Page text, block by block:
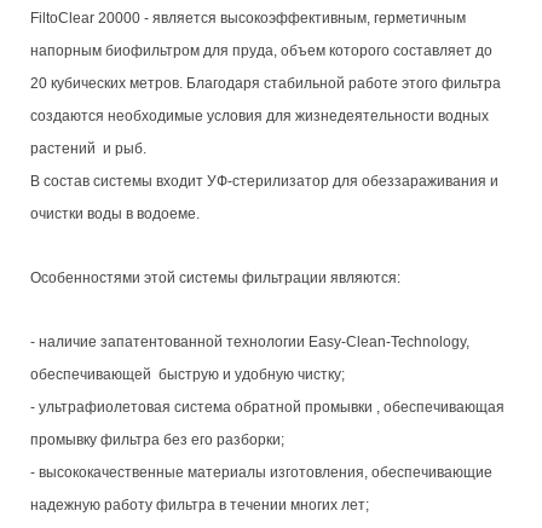
FiltoClear 20000 - является высокоэффективным, герметичным
напорным биофильтром для пруда, объем которого составляет до
20 кубических метров. Благодаря стабильной работе этого фильтра
создаются необходимые условия для жизнедеятельности водных
растений и рыб.
В состав системы входит УФ-стерилизатор для обеззараживания и
очистки воды в водоеме.
Особенностями этой системы фильтрации являются:
- наличие запатентованной технологии Easy-Clean-Technology,
обеспечивающей быструю и удобную чистку;
- ультрафиолетовая система обратной промывки , обеспечивающая
промывку фильтра без его разборки;
- высококачественные материалы изготовления, обеспечивающие
надежную работу фильтра в течении многих лет;